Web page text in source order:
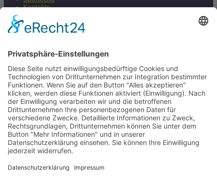
Kontakte
Datenschutzerklärung
Barrierefreiheitserklärung
Fair & Regional
Mehr Infos
© 2026 TSV Frankonia Höpfingen 1911 e.V.
JPKWeb - Webdesign